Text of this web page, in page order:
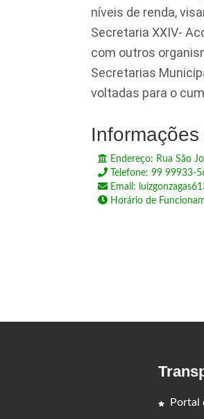
níveis de renda,
Secretaria XXIV-
com outros
Secretarias
voltadas para o
Endereço: Rua São
Telefone: 99 99933-
Email:
Horário de
Portal